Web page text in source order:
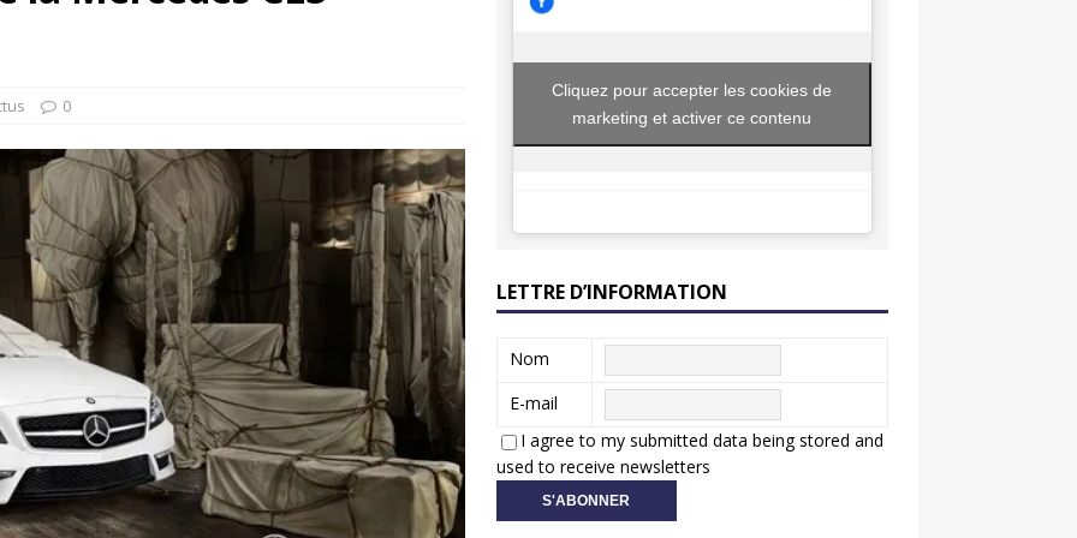
reprennent bientôt…
0
Cliquez pour accepter les cookies de
marketing et activer ce contenu
LETTRE D’INFORMATION
Nom
E-mail
I agree to my submitted data being stored and
used to receive newsletters